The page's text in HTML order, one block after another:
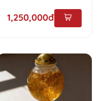
1,250,000đ